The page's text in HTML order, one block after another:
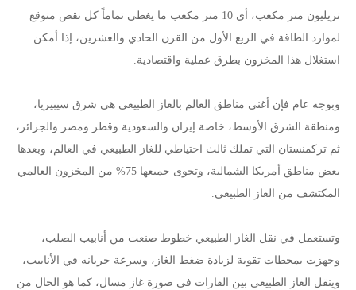
تريليون متر مكعب، أي 10 متر مكعب ما يغطي تماماً كل نقص متوقع
لموارد الطاقة في الربع الأول من القرن الحادي والعشرين، إذا أمكن
استغلال هذا المخزون بطرق عملية واقتصادية.
وبوجه عام فإن أغنى مناطق العالم بالغاز الطبيعي هي شرق سيبيريا،
ومنطقة الشرق الأوسط، خاصة إيران والسعودية وقطر ومصر والجزائر،
ثم تركمنستان التي تملك ثالث احتياطي للغاز الطبيعي في العالم، وبعدها
بعض مناطق أمريكا الشمالية، وتحوى جميعها 75% من المخزون العالمي
المكتشف من الغاز الطبيعي.
وتستعمل في نقل الغاز الطبيعي خطوط صنعت من أنابيب الصلب،
وجهزت بمحطات تقوية لزيادة ضغط الغاز، وسرعة جريانه في الأنابيب،
وينقل الغاز الطبيعي بين القارات في صورة غاز مسال، كما هو الحال من